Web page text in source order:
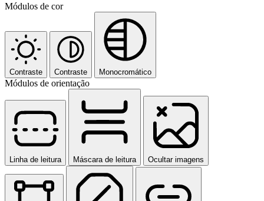
Módulos de cor
Contraste Contraste Monocromático
Módulos de orientação
Linha de leitura Máscara de leitura Ocultar imagens